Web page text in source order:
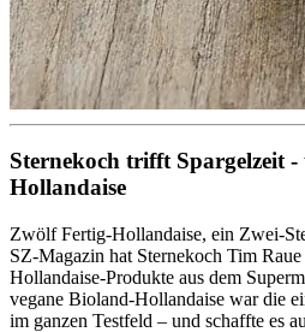
Sternekoch trifft Spargelzeit -
Hollandaise
Zwölf Fertig-Hollandaise, ein Zwei-
SZ-Magazin hat Sternekoch Tim
Hollandaise-Produkte aus dem
vegane Bioland-Hollandaise war die
im ganzen Testfeld – und schaffte es